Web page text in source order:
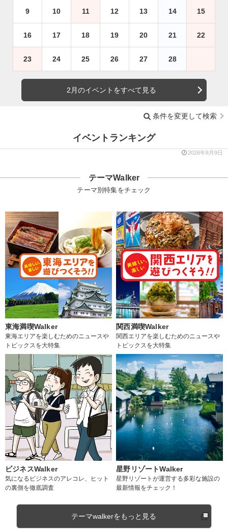
9 10 11 12 13 14 15
16 17 18 19 20 21 22
23 24 25 26 27 28
2月のイベントをすべて見る
条件を変更して検索
イベントランキング
2026年8月9日
テーマWalker
テーマ別特集をチェック
東海満喫Walker
東海エリアを楽しむためのニュースや
トピックスを大特集
関西満喫Walker
関西エリアを楽しむためのニュースや
トピックスを大特集
ビジネスWalker
気になるビジネスのアレコレ、ヒット
の裏側を徹底調査
星野リゾートWalker
星野リゾートが運営する多彩な施設の
最新情報をチェック！
テーマwalkerをもっと見る